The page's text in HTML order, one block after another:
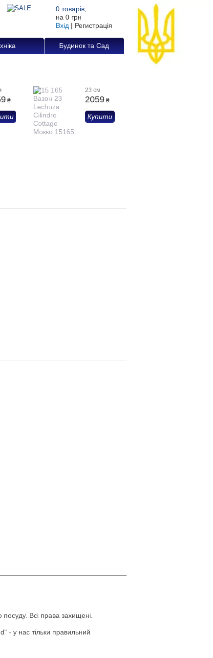
0 товарів
на 0 грн
Вхід | Регистрація
Будинок та Сад
₴
23 см
2059 ₴
Купити
Всі права захищені.
- у нас тільки правильний